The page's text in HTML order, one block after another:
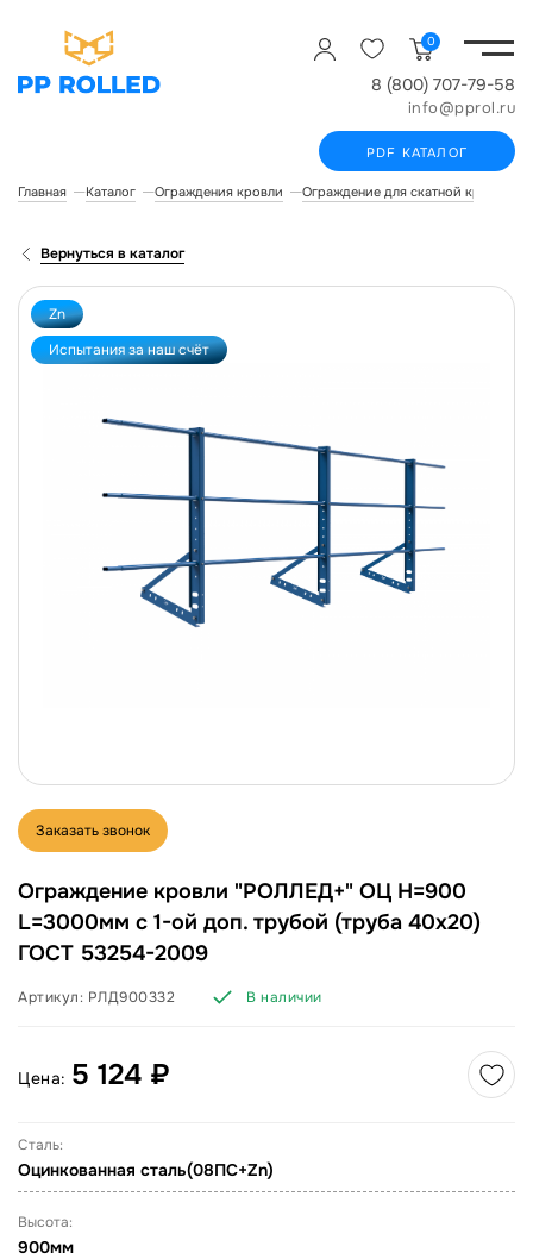
0
8 (800) 707-79-58
info@pprol.ru
PDF КАТАЛОГ
Главная Каталог Ограждения кровли Ограждение для скатной кровли
Вернуться в каталог
Zn
Испытания за наш счёт
Заказать звонок
Ограждение кровли "РОЛЛЕД+" ОЦ H=900
L=3000мм с 1-ой доп. трубой (труба 40х20)
ГОСТ 53254-2009
Артикул: РЛД900332 В наличии
Цена: 5 124 ₽
Сталь:
Оцинкованная сталь(08ПС+Zn)
Высота:
900мм